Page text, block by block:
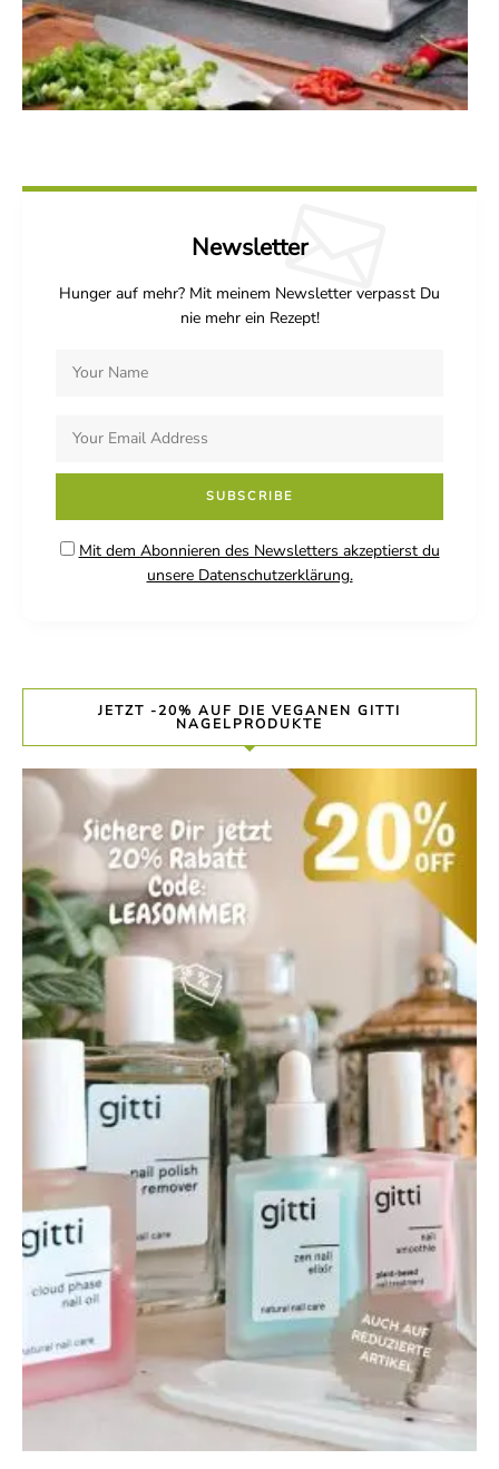
Newsletter
Hunger auf mehr? Mit meinem Newsletter verpasst Du
nie mehr ein Rezept!
Mit dem Abonnieren des Newsletters akzeptierst du
unsere Datenschutzerklärung.
JETZT -20% AUF DIE VEGANEN GITTI
NAGELPRODUKTE